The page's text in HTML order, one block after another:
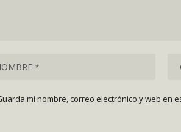
mi nombre, correo electrónico y web en